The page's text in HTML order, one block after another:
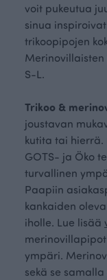
voit pukeutua
sinua
trikoopipojen
S-L.
Trikoo &
joustavan
kutita tai hierrä.
GOTS- ja Öko
turvallinen
Paapiin
kankaiden
iholle. Lue lisää
ympäri.
sekä se